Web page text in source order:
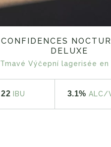
CONFIDENCES
DELUXE
Tmavé Výčepní lagerisée en
22 IBU 3.1% ALC/